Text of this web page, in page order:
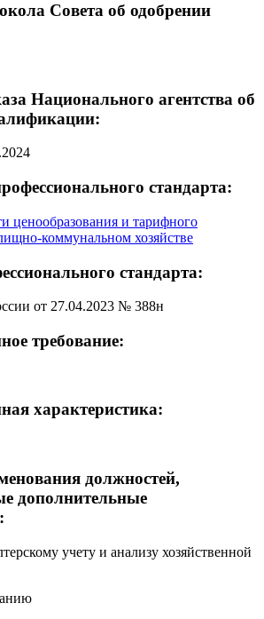
Совета об одобрении
Национального агентства об
стандарта:
ценообразования и тарифного
коммунальном хозяйстве
стандарта:
от 27.04.2023 № 388н
требование:
характеристика:
должностей,
дополнительные
учету и анализу хозяйственной